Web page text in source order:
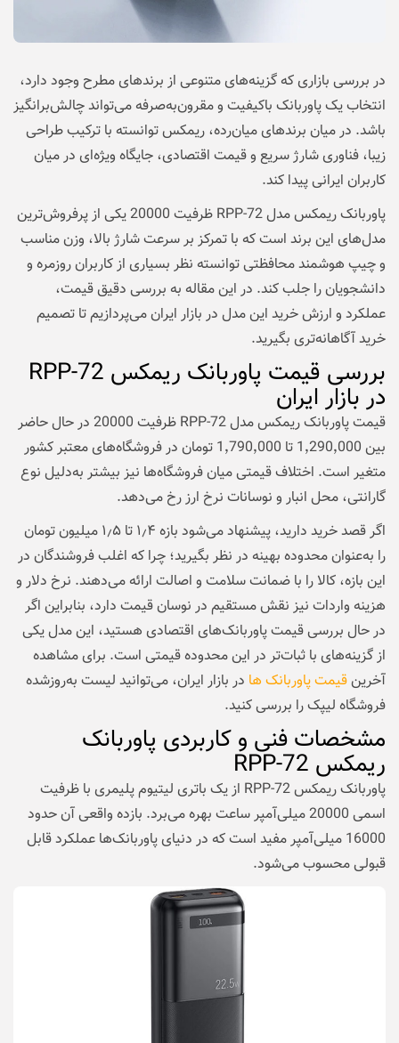
در بررسی بازاری که گزینه‌های متنوعی از برندهای مطرح وجود دارد،
انتخاب یک پاوربانک باکیفیت و مقرون‌به‌صرفه می‌تواند چالش‌برانگیز
باشد. در میان برندهای میان‌رده، ریمکس توانسته با ترکیب طراحی
زیبا، فناوری شارژ سریع و قیمت اقتصادی، جایگاه ویژه‌ای در میان
کاربران ایرانی پیدا کند.
پاوربانک ریمکس مدل RPP-72 ظرفیت 20000 یکی از پرفروش‌ترین
مدل‌های این برند است که با تمرکز بر سرعت شارژ بالا، وزن مناسب
و چیپ هوشمند محافظتی توانسته نظر بسیاری از کاربران روزمره و
دانشجویان را جلب کند. در این مقاله به بررسی دقیق قیمت،
عملکرد و ارزش خرید این مدل در بازار ایران می‌پردازیم تا تصمیم
خرید آگاهانه‌تری بگیرید.
بررسی قیمت پاوربانک ریمکس RPP-72
در بازار ایران
قیمت پاوربانک ریمکس مدل RPP-72 ظرفیت 20000 در حال حاضر
بین 1٬290٬000 تا 1٬790٬000 تومان در فروشگاه‌های معتبر کشور
متغیر است. اختلاف قیمتی میان فروشگاه‌ها نیز بیشتر به‌دلیل نوع
گارانتی، محل انبار و نوسانات نرخ ارز رخ می‌دهد.
اگر قصد خرید دارید، پیشنهاد می‌شود بازه ۱٫۴ تا ۱٫۵ میلیون تومان
را به‌عنوان محدوده بهینه در نظر بگیرید؛ چرا که اغلب فروشندگان در
این بازه، کالا را با ضمانت سلامت و اصالت ارائه می‌دهند. نرخ دلار و
هزینه واردات نیز نقش مستقیم در نوسان قیمت دارد، بنابراین اگر
در حال بررسی قیمت پاوربانک‌های اقتصادی هستید، این مدل یکی
از گزینه‌های با ثبات‌تر در این محدوده قیمتی است. برای مشاهده
آخرینقیمت پاوربانک ها در بازار ایران، می‌توانید لیست به‌روزشده
فروشگاه‌ لیپک را بررسی کنید.
مشخصات فنی و کاربردی پاوربانک
ریمکس RPP-72
پاوربانک ریمکس RPP-72 از یک باتری لیتیوم پلیمری با ظرفیت
اسمی 20000 میلی‌آمپر ساعت بهره می‌برد. بازده واقعی آن حدود
16000 میلی‌آمپر مفید است که در دنیای پاوربانک‌ها عملکرد قابل
قبولی محسوب می‌شود.